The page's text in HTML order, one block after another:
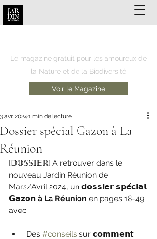
Le magazine gratuit pour les amoureux de
la Nature et de la Biodiversité
Voir le Magazine
Dossier spécial Gazon à La
Réunion
3 avr. 2024 1 min de lecture
[𝔻𝕆𝕊𝕊𝕀𝔼ℝ] A retrouver dans le
nouveau Jardin Réunion de
Mars/Avril 2024, un 𝗱𝗼𝘀𝘀𝗶𝗲𝗿 𝘀𝗽𝗲́𝗰𝗶𝗮𝗹
𝗚𝗮𝘇𝗼𝗻 à La Réunion en pages 18-49
avec:
Des #conseils sur 𝗰𝗼𝗺𝗺𝗲𝗻𝘁